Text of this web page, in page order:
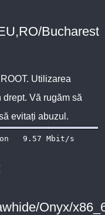
Bucharest
. Utilizarea
Vă rugăm să
evitați abuzul.
Onyx/